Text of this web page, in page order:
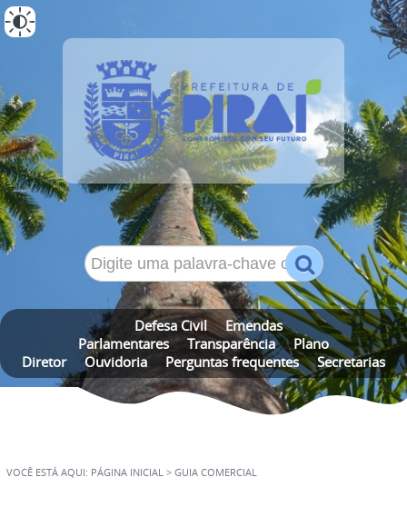
Defesa Civil
Emendas
Parlamentares
Transparência
Plano
Diretor
Ouvidoria Perguntas frequentes Secretarias
VOCÊ ESTÁ AQUI: PÁGINA INICIAL > GUIA COMERCIAL